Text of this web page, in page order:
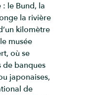
le Bund, la
la rivière
kilomètre
musée
où se
de banques
japonaises,
de